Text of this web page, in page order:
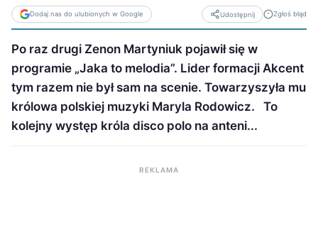
Dodaj nas do ulubionych w Google Udostępnij Zgłoś błąd
Po raz drugi Zenon Martyniuk pojawił się w
programie „Jaka to melodia”. Lider formacji Akcent
tym razem nie był sam na scenie. Towarzyszyła mu
królowa polskiej muzyki Maryla Rodowicz. To
kolejny występ króla disco polo na anteni...
REKLAMA